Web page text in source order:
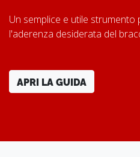
Un semplice e utile strumento
l'aderenza desiderata del
APRI LA GUIDA